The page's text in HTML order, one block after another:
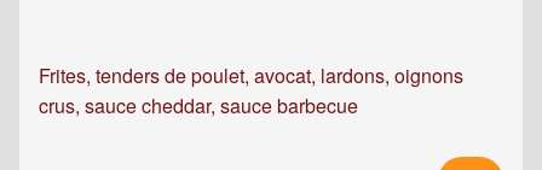
Frites, tenders de poulet, avocat, lardons, oignons
crus, sauce cheddar, sauce barbecue